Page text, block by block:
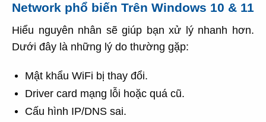
Network phổ biến Trên Windows 10 & 11
Hiểu nguyên nhân sẽ giúp bạn xử lý nhanh hơn.
Dưới đây là những lý do thường gặp:
Mật khẩu WiFi bị thay đổi.
Driver card mạng lỗi hoặc quá cũ.
Cấu hình IP/DNS sai.